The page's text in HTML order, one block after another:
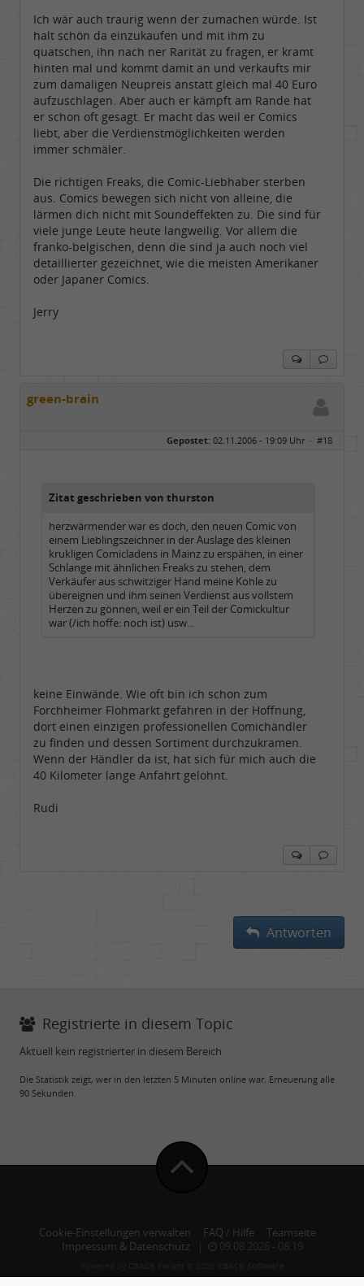
Ich wär auch traurig wenn der zumachen würde. Ist
halt schön da einzukaufen und mit ihm zu
quatschen, ihn nach ner Rarität zu fragen, er kramt
hinten mal und kommt damit an und verkaufts mir
zum damaligen Neupreis anstatt gleich mal 40 Euro
aufzuschlagen. Aber auch er kämpft am Rande hat
er schon oft gesagt. Er macht das weil er Comics
liebt, aber die Verdienstmöglichkeiten werden
immer schmäler.
Die richtigen Freaks, die Comic-Liebhaber sterben
aus. Comics bewegen sich nicht von alleine, die
lärmen dich nicht mit Soundeffekten zu. Die sind für
viele junge Leute heute langweilig. Vor allem die
franko-belgischen, denn die sind ja auch noch viel
detaillierter gezeichnet, wie die meisten Amerikaner
oder Japaner Comics.
Jerry
green-brain
Gepostet: 02.11.2006 - 19:09 Uhr · #18
Zitat geschrieben von thurston
herzwärmender war es doch, den neuen Comic von
einem Lieblingszeichner in der Auslage des kleinen
krukligen Comicladens in Mainz zu erspähen, in einer
Schlange mit ähnlichen Freaks zu stehen, dem
Verkäufer aus schwitziger Hand meine Kohle zu
übereignen und ihm seinen Verdienst aus vollstem
Herzen zu gönnen, weil er ein Teil der Comickultur
war (/ich hoffe: noch ist) usw...
keine Einwände. Wie oft bin ich schon zum
Forchheimer Flohmarkt gefahren in der Hoffnung,
dort einen einzigen professionellen Comichändler
zu finden und dessen Sortiment durchzukramen.
Wenn der Händler da ist, hat sich für mich auch die
40 Kilometer lange Anfahrt gelohnt.
Rudi
Antworten
Registrierte in diesem Topic
Aktuell kein registrierter in diesem Bereich
Die Statistik zeigt, wer in den letzten 5 Minuten online war. Erneuerung alle
90 Sekunden.
Cookie-Einstellungen verwalten FAQ / Hilfe Teamseite
Impressum & Datenschutz
09.08.2026 - 08:19